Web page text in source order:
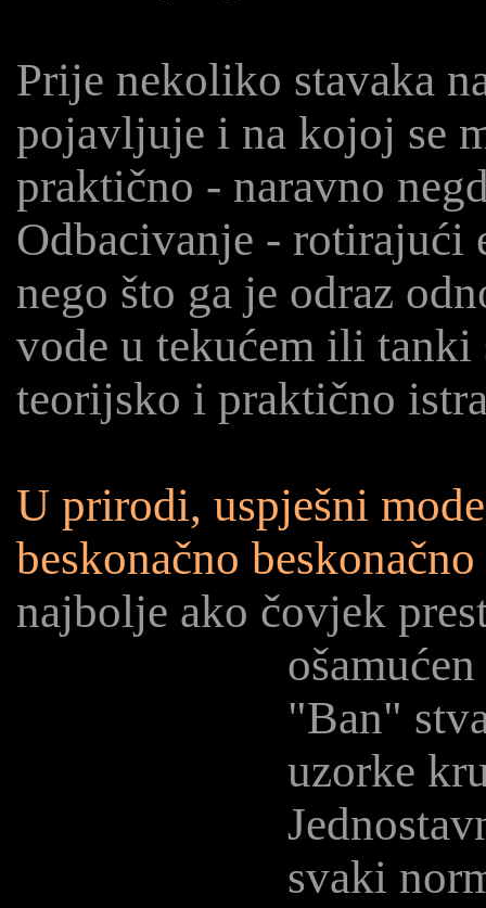
Prije nekoliko stavaka
pojavljuje i na kojoj se
praktično - naravno
Odbacivanje - rotirajući
nego što ga je odraz
vode u tekućem ili
teorijsko i praktično
U prirodi, uspješni
beskonačno
najbolje ako čovjek
ošamućen
"Ban"
uzorke
svaki